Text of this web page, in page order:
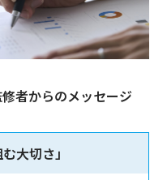
者からのメッセージ
大切さ」